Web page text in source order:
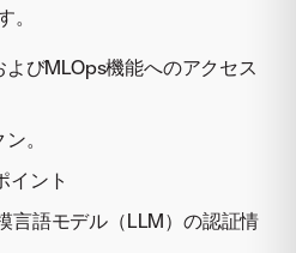
。
びMLOps機能へのアクセス
。
イント
言語モデル（LLM）の認証情